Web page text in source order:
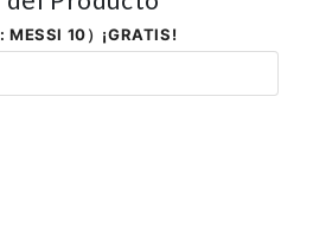
10）¡GRATIS!